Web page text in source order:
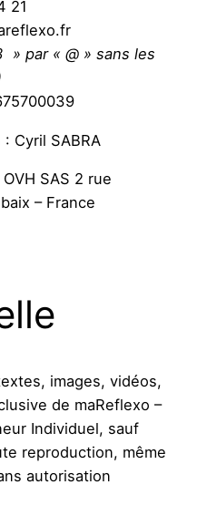
21
par « @ » sans les
Cyril SABRA
SAS 2 rue
– France
images, vidéos,
de maReflexo –
Individuel, sauf
reproduction, même
autorisation